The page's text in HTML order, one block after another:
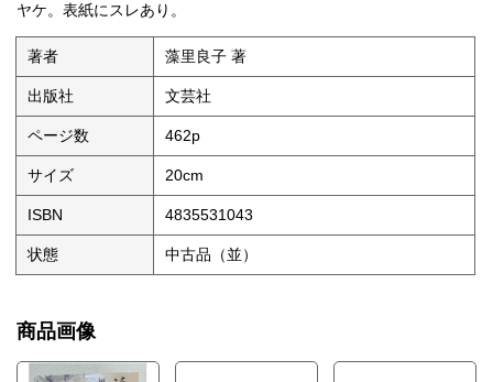
ヤケ。表紙にスレあり。
著者 藻里良子 著
出版社 文芸社
ページ数 462p
サイズ 20cm
ISBN 4835531043
状態 中古品（並）
商品画像